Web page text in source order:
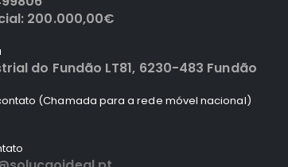
200.000,00€
do Fundão LT81, 6230-483 Fundão
(Chamada para a rede móvel nacional)